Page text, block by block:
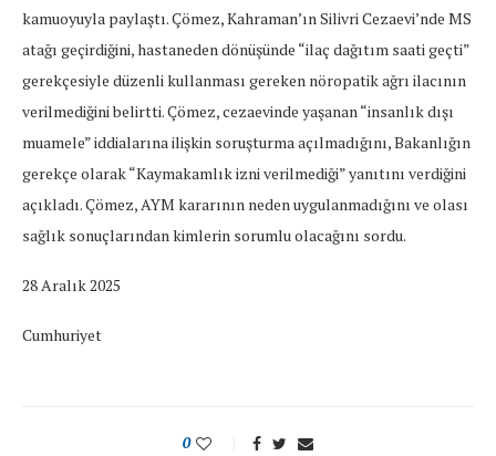
kamuoyuyla paylaştı. Çömez, Kahraman’ın Silivri Cezaevi’nde MS
atağı geçirdiğini, hastaneden dönüşünde “ilaç dağıtım saati geçti”
gerekçesiyle düzenli kullanması gereken nöropatik ağrı ilacının
verilmediğini belirtti. Çömez, cezaevinde yaşanan “insanlık dışı
muamele” iddialarına ilişkin soruşturma açılmadığını, Bakanlığın
gerekçe olarak “Kaymakamlık izni verilmediği” yanıtını verdiğini
açıkladı. Çömez, AYM kararının neden uygulanmadığını ve olası
sağlık sonuçlarından kimlerin sorumlu olacağını sordu.
28 Aralık 2025
Cumhuriyet
0